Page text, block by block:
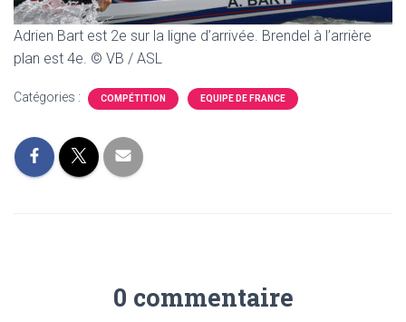
Adrien Bart est 2e sur la ligne d’arrivée. Brendel à l’arrière
plan est 4e. © VB / ASL
Catégories : COMPÉTITION EQUIPE DE FRANCE
0 commentaire